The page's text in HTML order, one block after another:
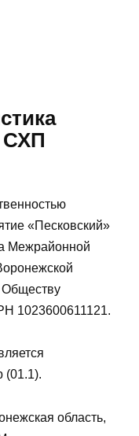
СХП
«Песковский»
Межрайонной
Обществу
1023600611121.
(01.1).
область,